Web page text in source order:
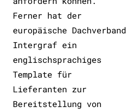
Ferner hat der
europäische Dachverband
Intergraf ein
englischsprachiges
Template für
Lieferanten zur
Bereitstellung von